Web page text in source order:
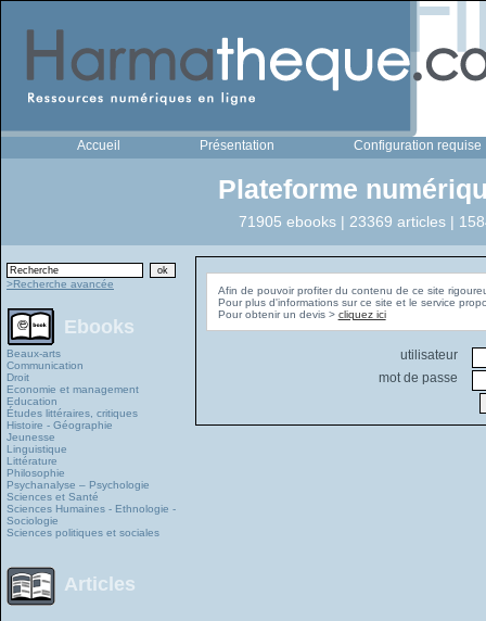
Accueil Présentation Configuration requise
Plateforme
71905 ebooks | 23369 articles |
>Recherche avancée
Ebooks
Beaux-arts
Communication
Droit
Economie et management
Education
Études littéraires, critiques
Histoire - Géographie
Jeunesse
Linguistique
Littérature
Philosophie
Psychanalyse – Psychologie
Sciences et Santé
Sciences Humaines - Ethnologie -
Sociologie
Sciences politiques et sociales
Articles
Afin de pouvoir profiter du contenu de ce site
Pour plus d'informations sur ce site et le service
Pour obtenir un devis > cliquez ici
utilisateur
mot de passe